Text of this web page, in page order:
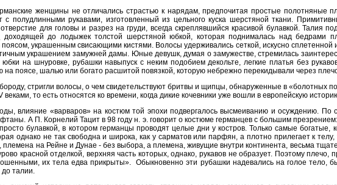
женщины не отличались страстью к нарядам, предпочитая простые полотняные
с полудлинными рукавами, изготовленный из цельного куска шерстяной ткани.
для головы и разрез на груди, всегда скреплявшийся красивой булавкой. Талия
до лодыжек толстой шерстяной юбкой, которая поднималась над бедрами
украшенным свисающими кистями. Волосы удерживались сеткой, искусно сплетенной
украшением замужней дамы. Юные девушк, думая о замужестве, стремилась
на шнуровке, рубашки навыпуск с неким подобием декольте, легкие платья без
поясе, шалью или богато расшитой повязкой, которую небрежно перекидывали через
стригли волосы, о чем свидетельствуют бритвы и щипцы, обнаруженные в «болотных
то есть относятся ко времени, когда дикие кочевники уже вошли в европейскую
влияние «варваров» на костюм той эпохи подвергалось высмеиванию и осуждению. По
А П. Корнелий Тацит в 98 году н. э. говорит о костюме германцев с большим
булавкой, в котором германцы проводят целые дни у костров. Только самые богатые,
однако не так свободна и широка, как у сарматов или парфян, а плотно прилегает к
на Рейне и Дунае - без выбора, а племена, живущие внутри континента, весьма
красной отделкой, верхняя часть которых, однако, рукавов не образует. Поэтому плечо,
их тела едва прикрыты». Обыкновенно эти рубашки надевались на голое тело,
до талии.